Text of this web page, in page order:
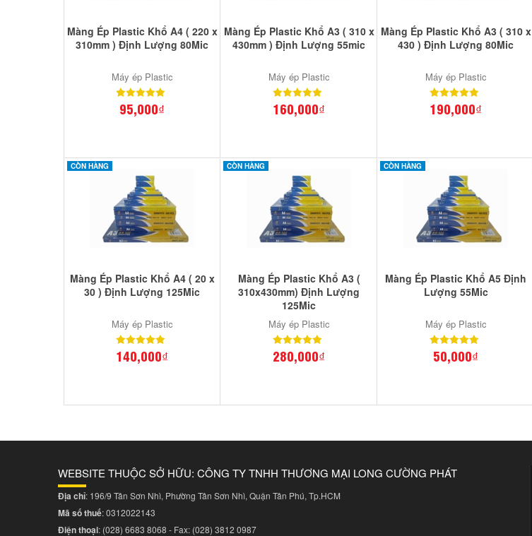
Màng Ép Plastic Khổ A4 ( 220 x
310mm ) Định Lượng 80Mic
Máy ép Plastic
95,000₫
Màng Ép Plastic Khổ A3 ( 310 x
430mm ) Định Lượng 55mic
Máy ép Plastic
160,000₫
Màng Ép Plastic Khổ A3 ( 310 x
430 ) Định Lượng 80Mic
Máy ép Plastic
190,000₫
CÒN HÀNG
Màng Ép Plastic Khổ A4 ( 20 x
30 ) Định Lượng 125Mic
Máy ép Plastic
140,000₫
CÒN HÀNG
Màng Ép Plastic Khổ A3 (
310x430mm) Định Lượng
125Mic
Máy ép Plastic
280,000₫
CÒN HÀNG
Màng Ép Plastic Khổ A5 Định
Lượng 55Mic
Máy ép Plastic
50,000₫
WEBSITE THUỘC SỞ HỮU: CÔNG TY TNHH THƯƠNG MẠI LONG CƯỜNG PHÁT
Địa chỉ: 196/9 Tân Sơn Nhì, Phường Tân Sơn Nhì, Quận Tân Phú, Tp.HCM
Mã số thuế: 0312022143
Điện thoại: (028) 6683 8068 - Fax: (028) 3812 0987